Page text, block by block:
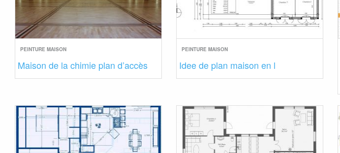
PEINTURE MAISON
Maison de la chimie plan d’accès
PEINTURE MAISON
Idee de plan maison en l